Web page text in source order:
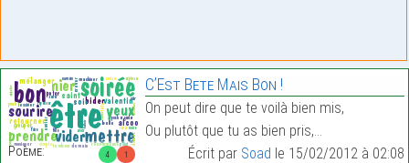
4 1
Poème:
C’Est Bete Mais Bon !
On peut dire que te voilà bien mis,
Ou plutôt que tu as bien pris,…
Écrit par Soad le 15/02/2012 à 02:08